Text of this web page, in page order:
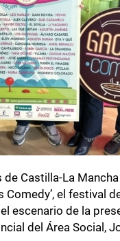
Castilla-La
Comedy’, el festival
escenario de la
del Área Social,